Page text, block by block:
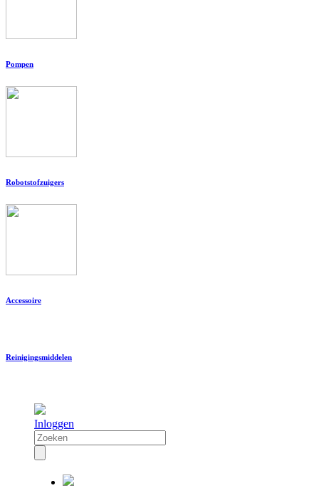
Pompen
Robotstofzuigers
Accessoire
Reinigingsmiddelen
Inloggen